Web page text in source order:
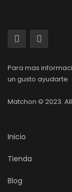
Para mas
un gusto ayudarte
Matchon © 2023.
Inicio
Tienda
Blog